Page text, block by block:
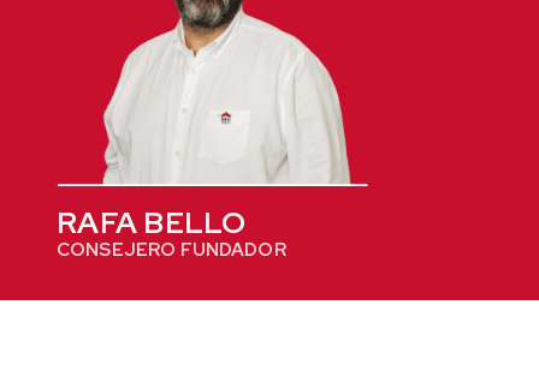
RAFA BELLO
CONSEJERO FUNDADOR